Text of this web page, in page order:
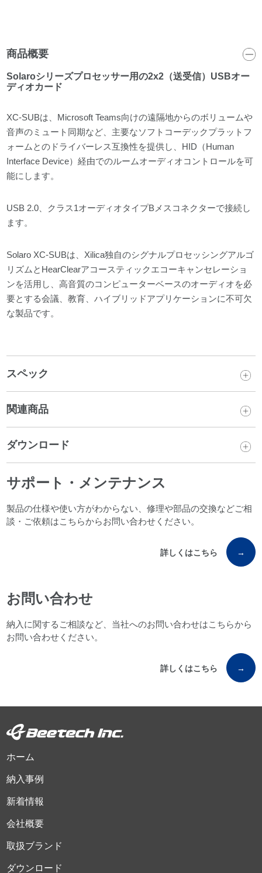
商品概要
Solaroシリーズプロセッサー用の2x2（送受信）USBオー
ディオカード
XC-SUBは、Microsoft Teams向けの遠隔地からのボリュームや
音声のミュート同期など、主要なソフトコーデックプラットフ
ォームとのドライバーレス互換性を提供し、HID（Human
Interface Device）経由でのルームオーディオコントロールを可
能にします。
USB 2.0、クラス1オーディオタイプBメスコネクターで接続し
ます。
Solaro XC-SUBは、Xilica独自のシグナルプロセッシングアルゴ
リズムとHearClearアコースティックエコーキャンセレーショ
ンを活用し、高音質のコンピューターベースのオーディオを必
要とする会議、教育、ハイブリッドアプリケーションに不可欠
な製品です。
スペック
関連商品
ダウンロード
サポート・メンテナンス
製品の仕様や使い方がわからない、修理や部品の交換などご相
談・ご依頼はこちらからお問い合わせください。
詳しくはこちら →
お問い合わせ
納入に関するご相談など、当社へのお問い合わせはこちらから
お問い合わせください。
詳しくはこちら →
ホーム
納入事例
新着情報
会社概要
取扱ブランド
ダウンロード